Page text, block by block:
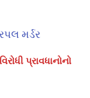
મર્ડર
પ્રાવધાનોનો